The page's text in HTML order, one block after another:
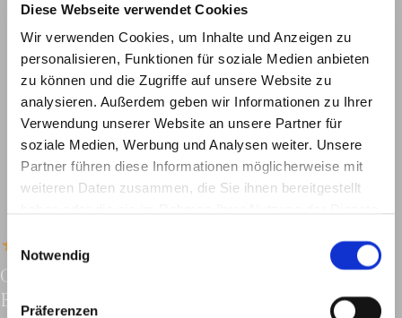
Diese Webseite verwendet Cookies
Wir verwenden Cookies, um Inhalte und Anzeigen zu
personalisieren, Funktionen für soziale Medien anbieten
zu können und die Zugriffe auf unsere Website zu
analysieren. Außerdem geben wir Informationen zu Ihrer
Verwendung unserer Website an unsere Partner für
soziale Medien, Werbung und Analysen weiter. Unsere
Partner führen diese Informationen möglicherweise mit
weiteren Daten zusammen, die Sie ihnen bereitgestellt
w
Notwendig
Präferenzen
GALERIE – NATURCAMPING
BRETTMÜHLENTEICH